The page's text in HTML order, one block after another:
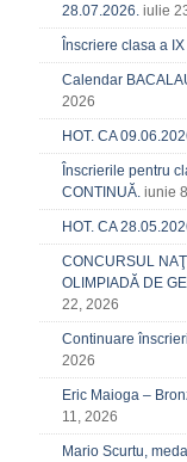
28.07.2026. iulie
Înscriere clasa a
Calendar
2026
HOT. CA
Înscrierile pentru
CONTINUĂ. iunie
HOT. CA
CONCURSUL
OLIMPIADĂ DE
22, 2026
Continuare
2026
Eric Maioga –
11, 2026
Mario Scurtu,